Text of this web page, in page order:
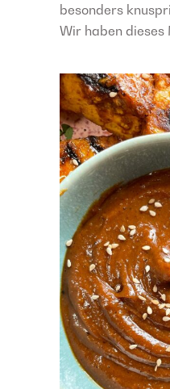
besonders
Wir haben dieses